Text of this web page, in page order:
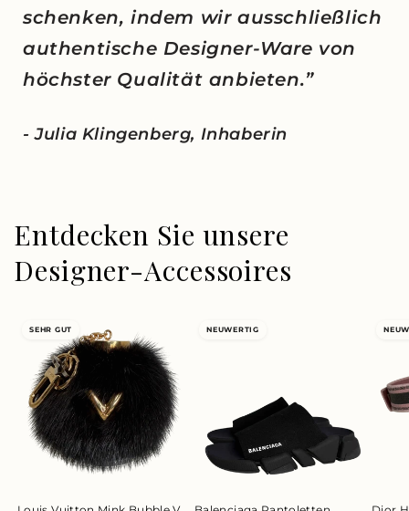
schenken, indem wir ausschließlich
authentische Designer-Ware von
höchster Qualität anbieten.”
- Julia Klingenberg, Inhaberin
Entdecken Sie unsere
Designer-Accessoires
SEHR GUT NEUWERTIG